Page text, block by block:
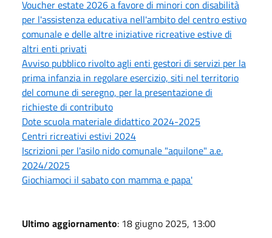
Voucher estate 2026 a favore di minori con disabilità
per l'assistenza educativa nell'ambito del centro estivo
comunale e delle altre iniziative ricreative estive di
altri enti privati
Avviso pubblico rivolto agli enti gestori di servizi per la
prima infanzia in regolare esercizio, siti nel territorio
del comune di seregno, per la presentazione di
richieste di contributo
Dote scuola materiale didattico 2024-2025
Centri ricreativi estivi 2024
Iscrizioni per l'asilo nido comunale "aquilone" a.e.
2024/2025
Giochiamoci il sabato con mamma e papa'
Ultimo aggiornamento: 18 giugno 2025, 13:00